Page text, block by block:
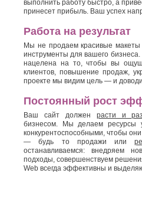
выполнить работу быстро, а
принесет прибыль. Ваш успех
Работа на результат
Мы не продаем красивые
инструменты для вашего
нацелена на то, чтобы вы
клиентов, повышение продаж,
проекте мы видим цель — и
Постоянный рост
Ваш сайт должен расти и
бизнесом. Мы делаем ресурсы
конкурентоспособными, чтобы
— будь то продажи или
останавливаемся: внедряем
подходы, совершенствуем
Web всегда эффективны и